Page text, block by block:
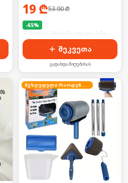
19 ₾53.90₾
-65%
შეკვეთა
გადახდა მიღებისას
შეზღუდული რაოდენობა